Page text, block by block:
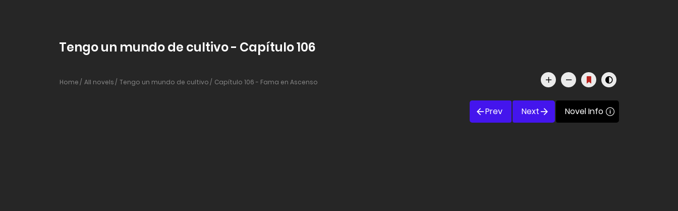
Tengo un mundo de cultivo - Capítulo 106
Home All novels Tengo un mundo de cultivo Capítulo 106 - Fama en Ascenso
Prev Next Novel Info